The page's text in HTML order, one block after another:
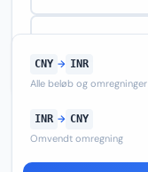
CNY → INR
Alle beløb og omregninger
INR → CNY
Omvendt omregning